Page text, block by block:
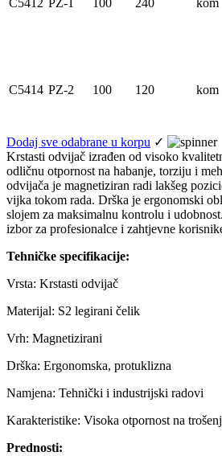
C5412 PZ-1 100 240 kom
C5414 PZ-2 100 120 kom
Dodaj sve odabrane u korpu ✓
Krstasti odvijač izrađen od visoko
odličnu otpornost na habanje, torziju i
odvijača je magnetiziran radi lakšeg
vijka tokom rada. Drška je ergonomski
slojem za maksimalnu kontrolu i
izbor za profesionalce i zahtjevne
Tehničke specifikacije:
Vrsta: Krstasti odvijač
Materijal: S2 legirani čelik
Vrh: Magnetizirani
Drška: Ergonomska, protuklizna
Namjena: Tehnički i industrijski radovi
Karakteristike: Visoka otpornost na
Prednosti: